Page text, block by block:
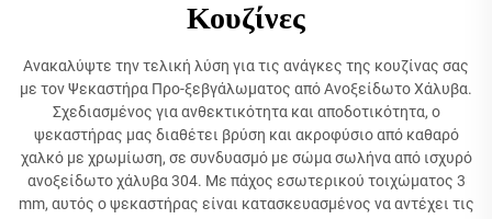
Κουζίνες
Ανακαλύψτε την τελική λύση για τις ανάγκες της κουζίνας σας
με τον Ψεκαστήρα Προ-ξεβγάλωματος από Ανοξείδωτο Χάλυβα.
Σχεδιασμένος για ανθεκτικότητα και αποδοτικότητα, ο
ψεκαστήρας μας διαθέτει βρύση και ακροφύσιο από καθαρό
χαλκό με χρωμίωση, σε συνδυασμό με σώμα σωλήνα από ισχυρό
ανοξείδωτο χάλυβα 304. Με πάχος εσωτερικού τοιχώματος 3
mm, αυτός ο ψεκαστήρας είναι κατασκευασμένος να αντέχει τις